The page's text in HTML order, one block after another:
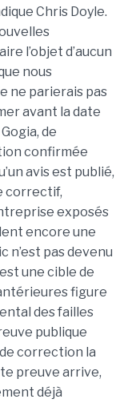
Chris Doyle.
l’objet d’aucun
nous
ne parierais pas
avant la date
de
confirmée
avis est publié,
correctif,
exposés
encore une
n’est pas devenu
une cible de
figure
des failles
publique
correction la
preuve arrive,
déjà